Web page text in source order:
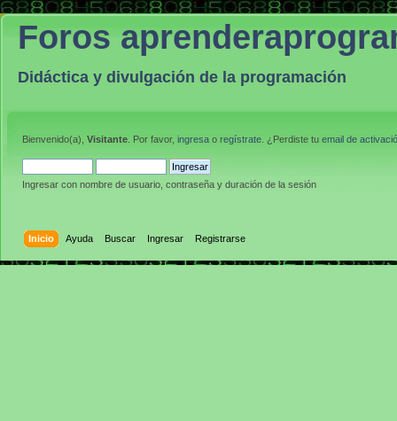
Foros
Didáctica y divulgación de la programación
Bienvenido(a), Visitante . Por favor, ingresa o regístrate . ¿Perdiste tu email de
Ingresar con nombre de usuario, contraseña y duración de la sesión
Inicio Ayuda Buscar Ingresar Registrarse